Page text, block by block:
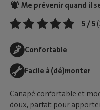
Me prévenir quand il
5 / 5
Confortable
Facile à (dé)monter
Canapé confortable et
doux, parfait pour